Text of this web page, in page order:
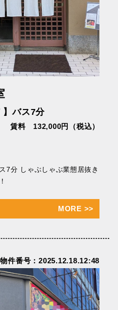
】バス7分
賃料 132,000円（税込）
7分 しゃぶしゃぶ業態居抜き
MORE >>
物件番号：2025.12.18.12:48